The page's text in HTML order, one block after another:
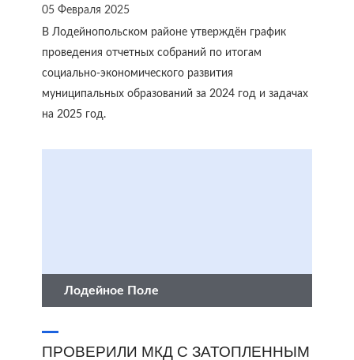
05 Февраля 2025
В Лодейнопольском районе утверждён график
проведения отчетных собраний по итогам
социально-экономического развития
муниципальных образований за 2024 год и задачах
на 2025 год.
Лодейное Поле
ПРОВЕРИЛИ МКД С ЗАТОПЛЕННЫМ